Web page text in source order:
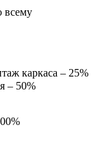
всему
каркаса – 25%
– 50%